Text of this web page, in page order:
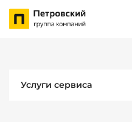
Услуги сервиса